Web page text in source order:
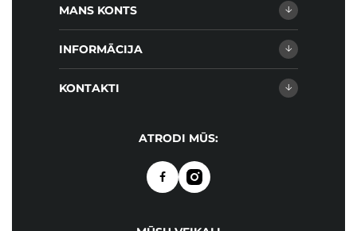
MANS KONTS
INFORMĀCIJA
KONTAKTI
ATRODI MŪS: